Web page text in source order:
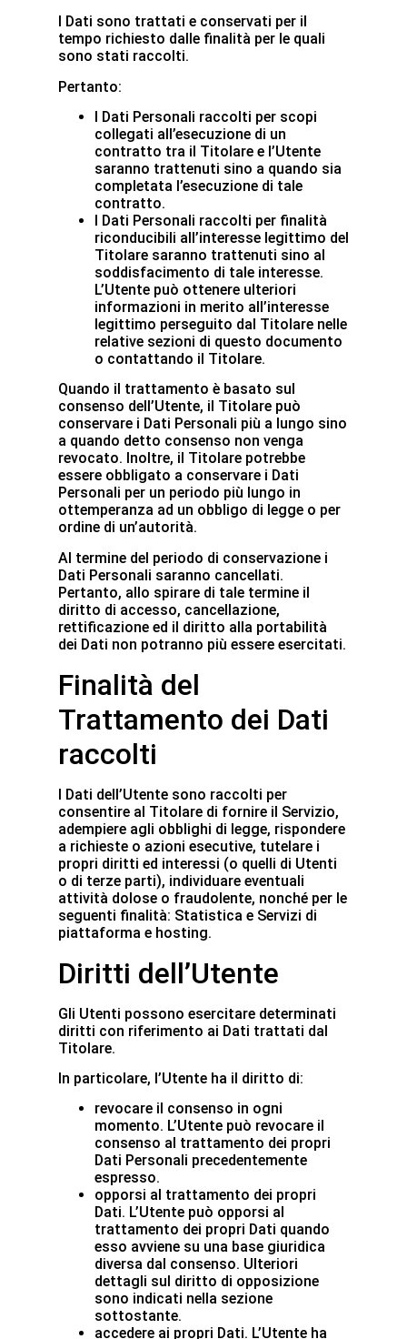
I Dati sono trattati e conservati per il
tempo richiesto dalle finalità per le quali
sono stati raccolti.
Pertanto:
I Dati Personali raccolti per scopi
collegati all’esecuzione di un
contratto tra il Titolare e l’Utente
saranno trattenuti sino a quando sia
completata l’esecuzione di tale
contratto.
I Dati Personali raccolti per finalità
riconducibili all’interesse legittimo del
Titolare saranno trattenuti sino al
soddisfacimento di tale interesse.
L’Utente può ottenere ulteriori
informazioni in merito all’interesse
legittimo perseguito dal Titolare nelle
relative sezioni di questo documento
o contattando il Titolare.
Quando il trattamento è basato sul
consenso dell’Utente, il Titolare può
conservare i Dati Personali più a lungo sino
a quando detto consenso non venga
revocato. Inoltre, il Titolare potrebbe
essere obbligato a conservare i Dati
Personali per un periodo più lungo in
ottemperanza ad un obbligo di legge o per
ordine di un’autorità.
Al termine del periodo di conservazione i
Dati Personali saranno cancellati.
Pertanto, allo spirare di tale termine il
diritto di accesso, cancellazione,
rettificazione ed il diritto alla portabilità
dei Dati non potranno più essere esercitati.
Finalità del
Trattamento dei Dati
raccolti
I Dati dell’Utente sono raccolti per
consentire al Titolare di fornire il Servizio,
adempiere agli obblighi di legge, rispondere
a richieste o azioni esecutive, tutelare i
propri diritti ed interessi (o quelli di Utenti
o di terze parti), individuare eventuali
attività dolose o fraudolente, nonché per le
seguenti finalità: Statistica e Servizi di
piattaforma e hosting.
Diritti dell’Utente
Gli Utenti possono esercitare determinati
diritti con riferimento ai Dati trattati dal
Titolare.
In particolare, l’Utente ha il diritto di:
revocare il consenso in ogni
momento. L’Utente può revocare il
consenso al trattamento dei propri
Dati Personali precedentemente
espresso.
opporsi al trattamento dei propri
Dati. L’Utente può opporsi al
trattamento dei propri Dati quando
esso avviene su una base giuridica
diversa dal consenso. Ulteriori
dettagli sul diritto di opposizione
sono indicati nella sezione
sottostante.
accedere ai propri Dati. L’Utente ha